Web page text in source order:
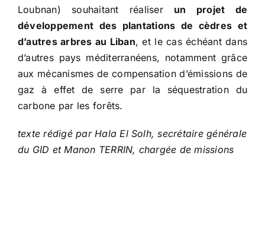
Loubnan) souhaitant réaliser un projet de
développement des plantations de cèdres et
d’autres arbres au Liban, et le cas échéant dans
d’autres pays méditerranéens, notamment grâce
aux mécanismes de compensation d’émissions de
gaz à effet de serre par la séquestration du
carbone par les forêts.
texte rédigé par Hala El Solh, secrétaire générale
du GID et Manon TERRIN, chargée de missions